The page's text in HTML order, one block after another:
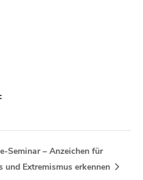
Seminar – Anzeichen für
und Extremismus erkennen